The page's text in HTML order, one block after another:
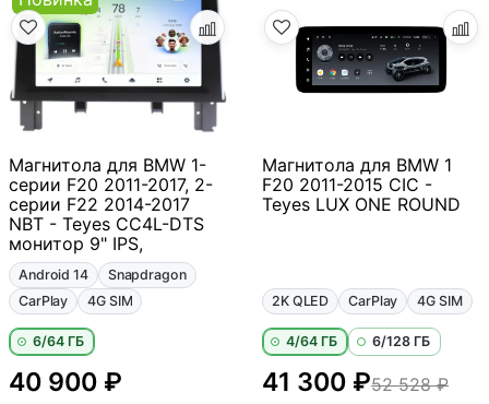
Магнитола для BMW 1-
серии F20 2011-2017, 2-
серии F22 2014-2017
NBT - Teyes CC4L-DTS
монитор 9" IPS,
Android 14
Snapdragon
CarPlay
4G SIM
6/64 ГБ
40 900 ₽
Магнитола для BMW 1
F20 2011-2015 CIC -
Teyes LUX ONE ROUND
2K QLED CarPlay 4G SIM
4/64 ГБ 6/128 ГБ
41 300 ₽52 528 ₽